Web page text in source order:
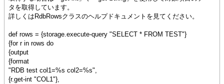
タを取得しています。
詳しくはRdbRowsクラスのヘルプドキュメントを見てください。
def rows = {storage.execute-query "SELECT * FROM TEST"}
{for r in rows do
{output
{format
"RDB test col1=%s col2=%s",
{r.get-int "COL1"},